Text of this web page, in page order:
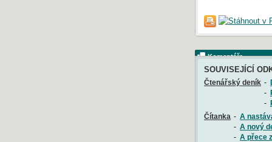
Komentáře
SOUVISEJÍCÍ
Čtenářský deník -
-
-
Čítanka - A
- A nový
- A přece